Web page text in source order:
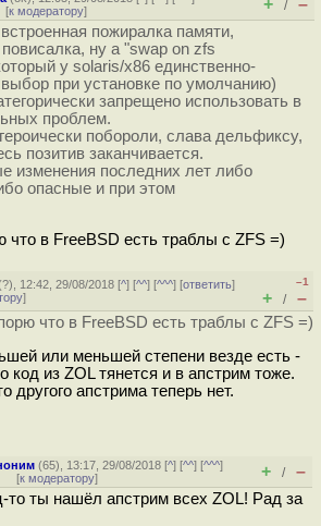
к модератору] + / –
пожиралка памяти,
ну а "swap on zfs
у solaris/x86 единственно-
при установке по умолчанию)
запрещено использовать в
проблем.
побороли, слава дельфиксу,
позитив заканчивается.
изменения последних лет либо
опасные и при этом
что в FreeBSD есть траблы с ZFS =)
?), 12:42, 29/08/2018 [^] [^^] [^^^] [ответить]
]
–1
+ / –
что в FreeBSD есть траблы с ZFS =)
или меньшей степени везде есть -
код из ZOL тянется и в апстрим тоже.
другого апстрима теперь нет.
(65), 13:17, 29/08/2018 [^] [^^] [^^^]
[к модератору] + / –
то ты нашёл апстрим всех ZOL! Рад за